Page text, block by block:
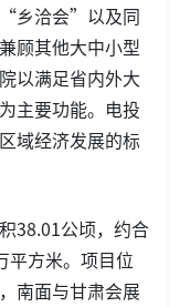
乡洽会”以及同
顾其他大中小型
以满足省内外大
主要功能。电投
域经济发展的标
38.01公顷，约合
平方米。项目位
南面与甘肃会展